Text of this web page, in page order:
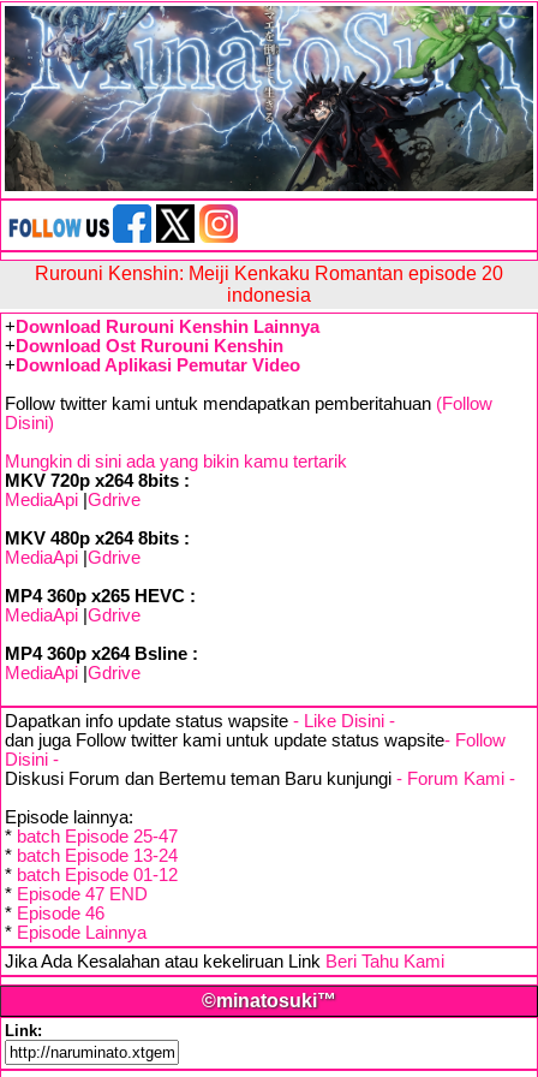
Rurouni Kenshin: Meiji Kenkaku Romantan episode 20
indonesia
+ Download Rurouni Kenshin Lainnya
+ Download Ost Rurouni Kenshin
+ Download Aplikasi Pemutar Video
Follow twitter kami untuk mendapatkan pemberitahuan (Follow
Disini)
Mungkin di sini ada yang bikin kamu tertarik
MKV 720p x264 8bits :
MediaApi Gdrive
MKV 480p x264 8bits :
MediaApi Gdrive
MP4 360p x265 HEVC :
MediaApi Gdrive
MP4 360p x264 Bsline :
MediaApi Gdrive
Dapatkan info update status wapsite - Like Disini -
dan juga Follow twitter kami untuk update status wapsite- Follow
Disini -
Diskusi Forum dan Bertemu teman Baru kunjungi - Forum Kami -
Episode lainnya:
* batch Episode 25-47
* batch Episode 13-24
* batch Episode 01-12
* Episode 47 END
* Episode 46
* Episode Lainnya
Jika Ada Kesalahan atau kekeliruan Link Beri Tahu Kami
©minatosuki™
Link: